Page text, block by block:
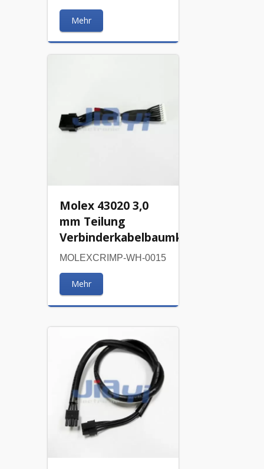
Mehr
Molex 43020 3,0
mm Teilung
Verbinderkabelbaumkabel
MOLEXCRIMP-WH-0015
Mehr